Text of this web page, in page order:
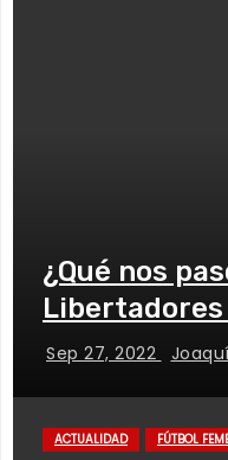
¿Qué nos
Sep 27, 2022
ACTUALIDAD FÚTBOL